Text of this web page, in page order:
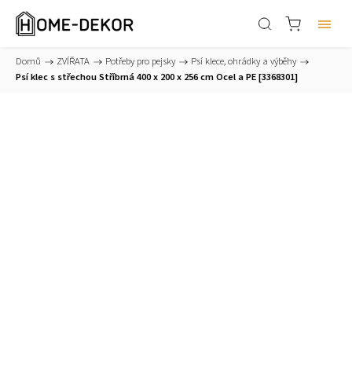
Domů / ZVÍŘATA / Potřeby pro pejsky / Psí klece, ohrádky a výběhy /
Psí klec s střechou Stříbrná 400 x 200 x 256 cm Ocel a PE [3368301]